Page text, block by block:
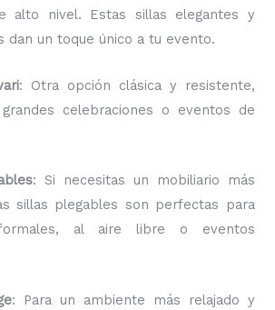
alto nivel. Estas sillas elegantes y
dan un toque único a tu evento.
: Otra opción clásica y resistente,
celebraciones o eventos de
: Si necesitas un mobiliario más
sillas plegables son perfectas para
al aire libre o eventos
: Para un ambiente más relajado y